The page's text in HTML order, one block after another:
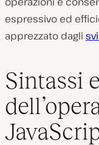
espressivo ed
apprezzato dagli
Sintassi